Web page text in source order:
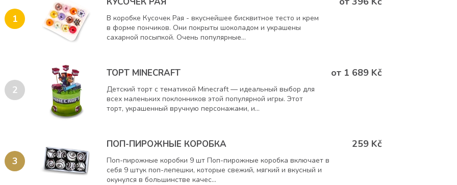
1
В коробке Кусочек Рая - вкуснейшее бисквитное тесто и крем
в форме пончиков. Они покрыты шоколадом и украшены
сахарной посыпкой. Очень популярные...
2
ТОРТ MINECRAFT
Детский торт с тематикой Minecraft — идеальный выбор для
всех маленьких поклонников этой популярной игры. Этот
торт, украшенный вручную персонажами, и...
от 1 689 Kč
3
ПОП-ПИРОЖНЫЕ КОРОБКА
Поп-пирожные коробки 9 шт Поп-пирожные коробка включает в
себя 9 штук поп-лепешки, которые свежий, мягкий и вкусный и
окунулся в большинстве качес...
259 Kč